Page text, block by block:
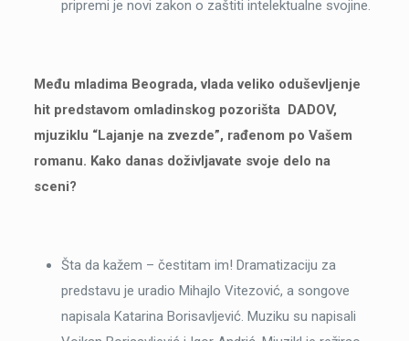
pripremi je novi zakon o zaštiti intelektualne svojine.
Među mladima Beograda, vlada veliko oduševljenje
hit predstavom omladinskog pozorišta DADOV,
mjuziklu “Lajanje na zvezde”, rađenom po Vašem
romanu. Kako danas doživljavate svoje delo na
sceni?
Šta da kažem – čestitam im! Dramatizaciju za
predstavu je uradio Mihajlo Vitezović, a songove
napisala Katarina Borisavljević. Muziku su napisali